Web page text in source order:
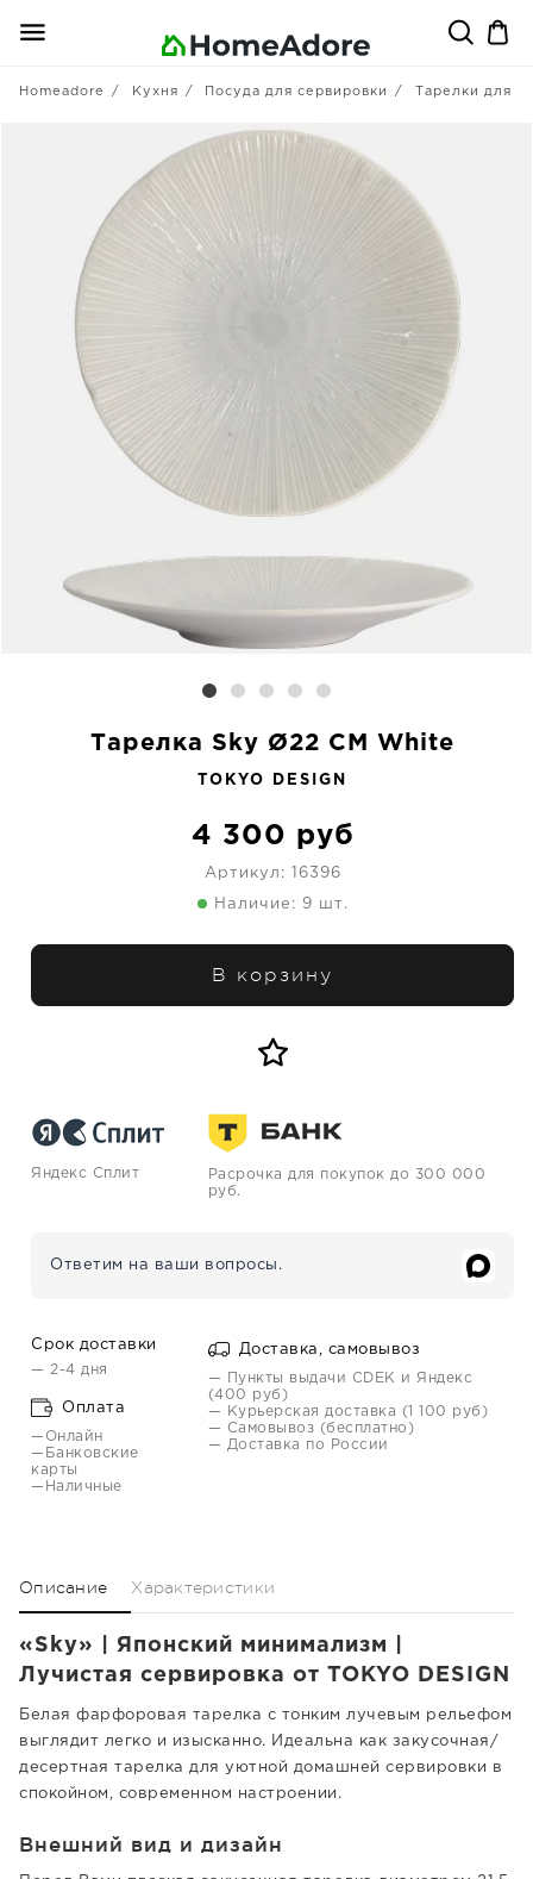
Homeadore Кухня Посуда для сервировки Тарелки для
Тарелка Sky Ø22 CM White
TOKYO DESIGN
4 300 руб
Артикул: 16396
Наличие: 9 шт.
В корзину
Яндекс Сплит
Расрочка для покупок до 300 000
руб.
Ответим на ваши вопросы.
Срок доставки
— 2-4 дня
Оплата
—Онлайн
—Банковские
карты
—Наличные
Доставка, самовывоз
— Пункты выдачи CDEK и Яндекс
(400 руб)
— Курьерская доставка (1 100 руб)
— Самовывоз (бесплатно)
— Доставка по России
Описание Характеристики
«Sky» | Японский минимализм |
Лучистая сервировка от TOKYO DESIGN
Белая фарфоровая тарелка с тонким лучевым рельефом
выглядит легко и изысканно. Идеальна как закусочная/
десертная тарелка для уютной домашней сервировки в
спокойном, современном настроении.
Внешний вид и дизайн